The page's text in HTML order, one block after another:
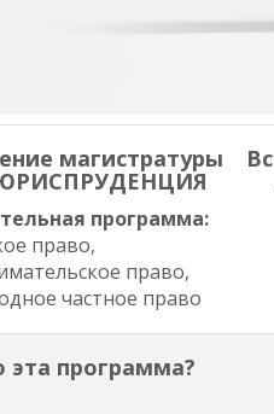
магистратуры
ЮРИСПРУДЕНЦИЯ
программа:
право,
право,
частное право
эта программа?